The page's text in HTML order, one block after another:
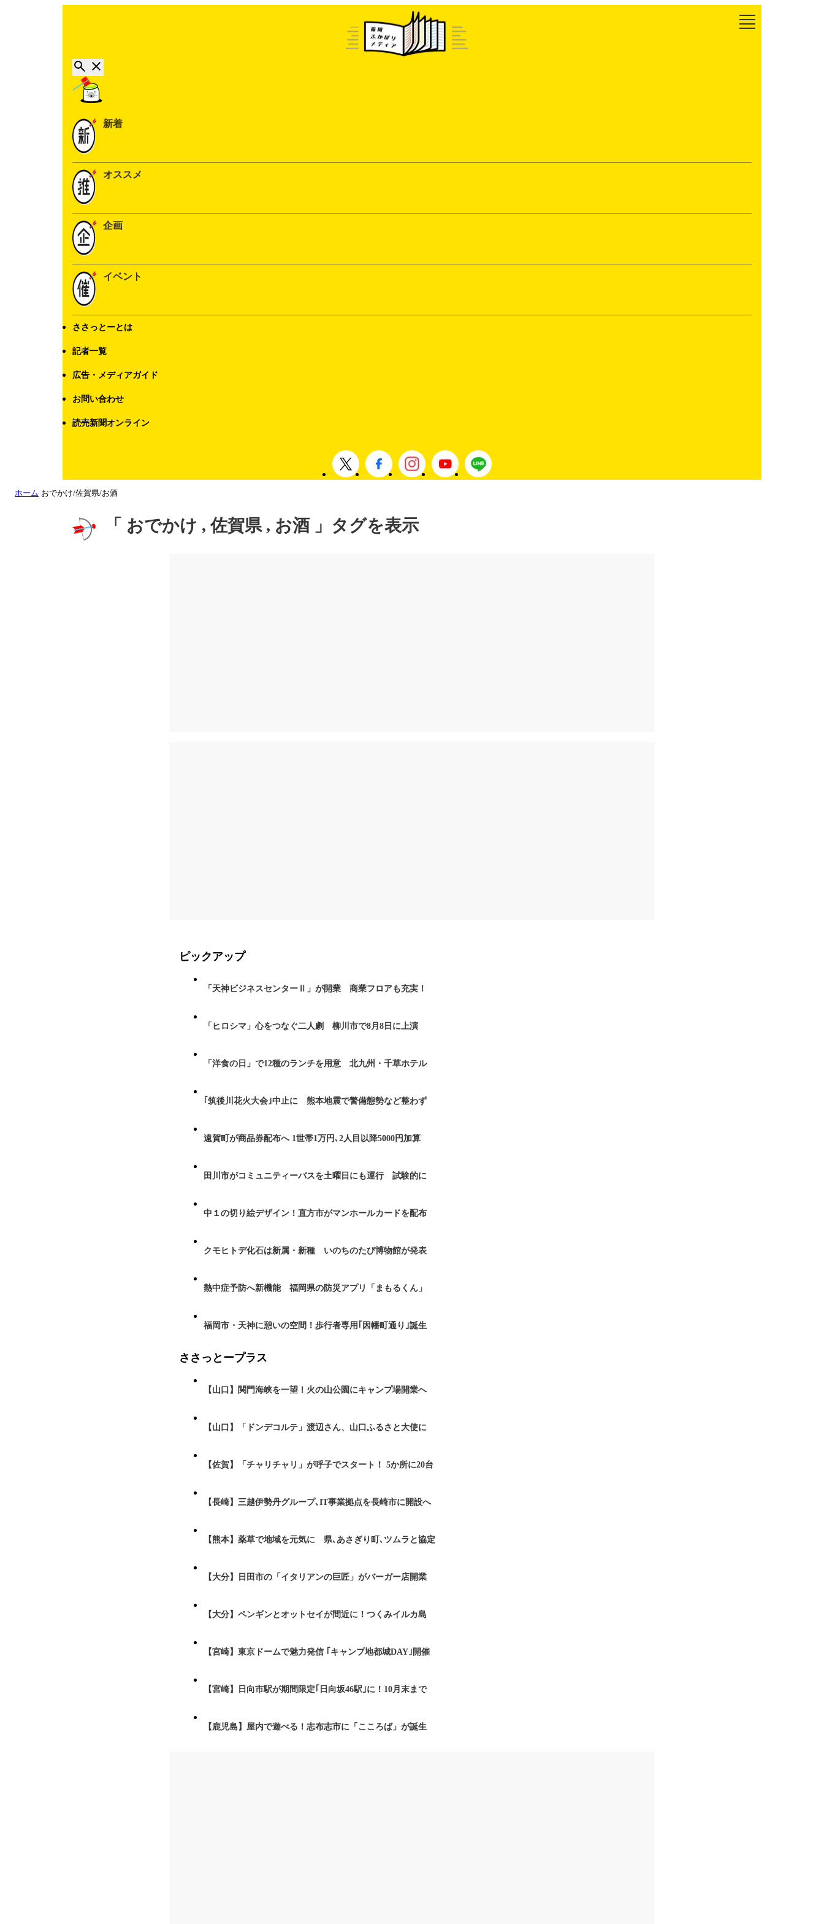
新着
オススメ
企画
イベント
ささっとーとは
記者一覧
広告・メディアガイド
お問い合わせ
読売新聞オンライン
ホーム おでかけ/佐賀県/お酒
「 おでかけ , 佐賀県 , お酒 」タグを表示
ピックアップ
「天神ビジネスセンターⅡ」が開業 商業フロアも充実！
「ヒロシマ」心をつなぐ二人劇 柳川市で8月8日に上演
「洋食の日」で12種のランチを用意 北九州・千草ホテル
｢筑後川花火大会｣中止に 熊本地震で警備態勢など整わず
遠賀町が商品券配布へ 1世帯1万円､2人目以降5000円加算
田川市がコミュニティーバスを土曜日にも運行 試験的に
中１の切り絵デザイン！直方市がマンホールカードを配布
クモヒトデ化石は新属・新種 いのちのたび博物館が発表
熱中症予防へ新機能 福岡県の防災アプリ「まもるくん」
福岡市・天神に憩いの空間！歩行者専用｢因幡町通り｣誕生
ささっとープラス
【山口】関門海峡を一望！火の山公園にキャンプ場開業へ
【山口】「ドンデコルテ」渡辺さん、山口ふるさと大使に
【佐賀】「チャリチャリ」が呼子でスタート！ 5か所に20台
【長崎】三越伊勢丹グループ､IT事業拠点を長崎市に開設へ
【熊本】薬草で地域を元気に 県､あさぎり町､ツムラと協定
【大分】日田市の「イタリアンの巨匠」がバーガー店開業
【大分】ペンギンとオットセイが間近に！つくみイルカ島
【宮崎】東京ドームで魅力発信 ｢キャンプ地都城DAY｣開催
【宮崎】日向市駅が期間限定｢日向坂46駅｣に！10月末まで
【鹿児島】屋内で遊べる！志布志市に「こころば」が誕生